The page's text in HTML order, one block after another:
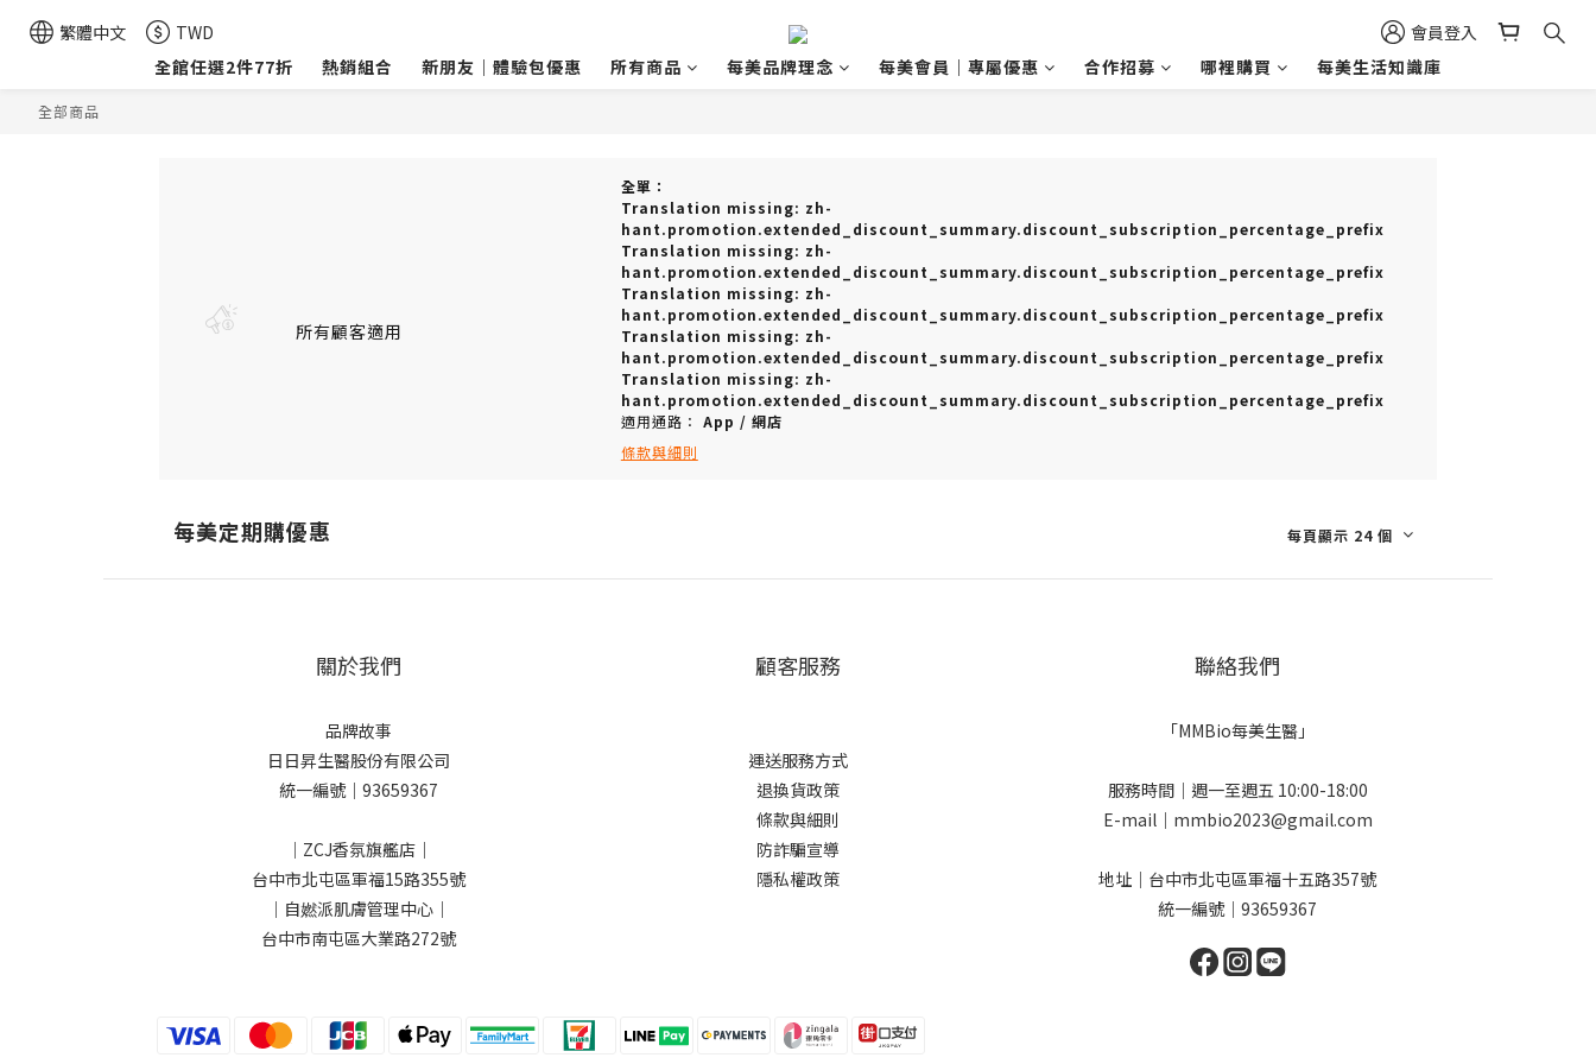
繁體中文 TWD
會員登入
全館任選2件77折
熱銷組合 新朋友｜體驗包優惠 所有商品 每美品牌理念 每美會員｜專屬優惠 合作招募 哪裡購買 每美生活知識庫
全部商品
所有顧客適用
全單：
Translation missing: zh-
hant.promotion.extended_discount_summary.discount_subscription_percentage_prefix
Translation missing: zh-
hant.promotion.extended_discount_summary.discount_subscription_percentage_prefix
Translation missing: zh-
hant.promotion.extended_discount_summary.discount_subscription_percentage_prefix
Translation missing: zh-
hant.promotion.extended_discount_summary.discount_subscription_percentage_prefix
Translation missing: zh-
hant.promotion.extended_discount_summary.discount_subscription_percentage_prefix
適用通路： App / 網店
條款與細則
每美定期購優惠 每頁顯示 24 個
關於我們
品牌故事
日日昇生醫股份有限公司
統一編號｜93659367
｜ZCJ香氛旗艦店｜
台中市北屯區軍福15路355號
｜自㜣派肌膚管理中心｜
台中市南屯區大業路272號
顧客服務
運送服務方式
退換貨政策
條款與細則
防詐騙宣導
隱私權政策
聯絡我們
「MMBio每美生醫」
服務時間｜週一至週五 10:00-18:00
E-mail｜mmbio2023@gmail.com
地址｜台中市北屯區軍福十五路357號
統一編號｜93659367